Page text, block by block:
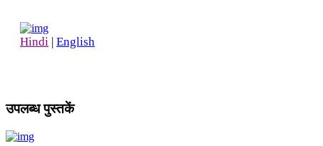
Hindi | English
उपलब्ध पुस्तकें